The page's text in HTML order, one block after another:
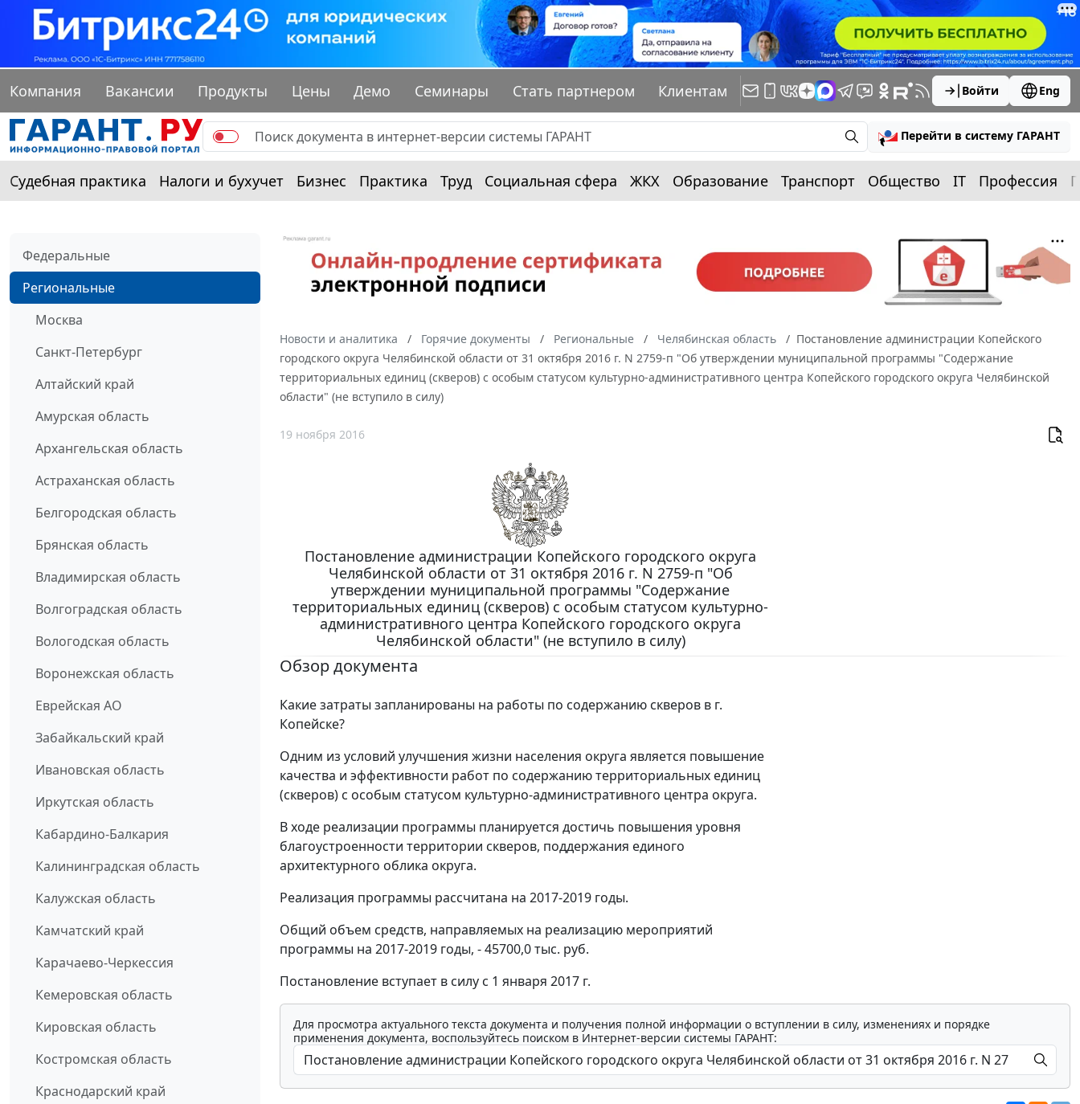
Компания Вакансии Продукты Цены Демо Семинары Стать партнером Клиентам Войти Eng
Перейти в систему ГАРАНТ
Судебная практика Налоги и бухучет Бизнес Практика Труд Социальная сфера ЖКХ Образование Транспорт Общество IT Профессия
Федеральные
Региональные
Москва
Санкт-Петербург
Алтайский край
Амурская область
Архангельская область
Астраханская область
Белгородская область
Брянская область
Владимирская область
Волгоградская область
Вологодская область
Воронежская область
Еврейская АО
Забайкальский край
Ивановская область
Иркутская область
Кабардино-Балкария
Калининградская область
Калужская область
Камчатский край
Карачаево-Черкессия
Кемеровская область
Кировская область
Костромская область
Краснодарский край
Новости и аналитика Горячие документы Региональные Челябинская область
Постановление администрации Копейского
городского округа Челябинской области от 31 октября 2016 г. N 2759-п "Об утверждении муниципальной программы "Содержание
территориальных единиц (скверов) с особым статусом культурно-административного центра Копейского городского округа Челябинской
области" (не вступило в силу)
19 ноября 2016
Постановление администрации Копейского городского округа
Челябинской области от 31 октября 2016 г. N 2759-п "Об
утверждении муниципальной программы "Содержание
территориальных единиц (скверов) с особым статусом культурно-
административного центра Копейского городского округа
Челябинской области" (не вступило в силу)
Обзор документа
Какие затраты запланированы на работы по содержанию скверов в г.
Копейске?
Одним из условий улучшения жизни населения округа является повышение
качества и эффективности работ по содержанию территориальных единиц
(скверов) с особым статусом культурно-административного центра округа.
В ходе реализации программы планируется достичь повышения уровня
благоустроенности территории скверов, поддержания единого
архитектурного облика округа.
Реализация программы рассчитана на 2017-2019 годы.
Общий объем средств, направляемых на реализацию мероприятий
программы на 2017-2019 годы, - 45700,0 тыс. руб.
Постановление вступает в силу с 1 января 2017 г.
Для просмотра актуального текста документа и получения полной информации о вступлении в силу, изменениях и порядке
применения документа, воспользуйтесь поиском в Интернет-версии системы ГАРАНТ: